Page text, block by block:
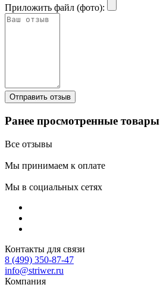
Приложить файл (фото):
Ранее просмотренные товары
Все отзывы
Мы принимаем к оплате
Мы в социальных сетях
Контакты для связи
8 (499) 350-87-47
info@striwer.ru
Компания